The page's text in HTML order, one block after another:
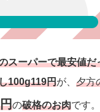
スーパーで最安値だ
100g119円が、 夕方
の破格のお肉です。